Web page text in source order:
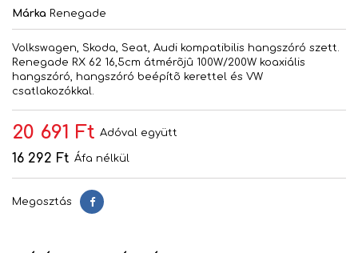
Márka Renegade
Volkswagen, Skoda, Seat, Audi kompatibilis hangszóró szett.
Renegade RX 62 16,5cm átmérõjû 100W/200W koaxiális
hangszóró, hangszóró beépítõ kerettel és VW
csatlakozókkal.
20 691 Ft Adóval együtt
16 292 Ft Áfa nélkül
Megosztás Megosztás